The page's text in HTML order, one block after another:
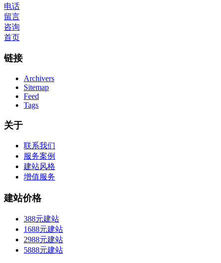
电话
留言
咨询
首页
链接
Archivers
Sitemap
Feed
Tags
关于
联系我们
服务案例
建站风格
增值服务
建站价格
388元建站
1688元建站
2988元建站
5888元建站